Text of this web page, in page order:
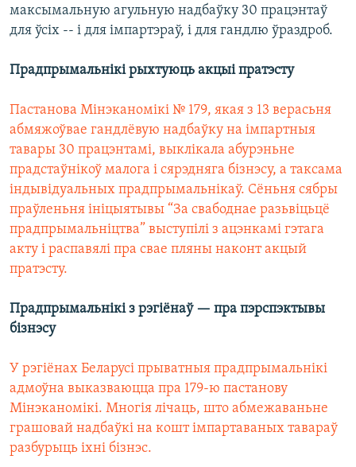
максымальную агульную надбаўку 30 працэнтаў
для ўсіх -- і для імпартэраў, і для гандлю ўраздроб.
Прадпрымальнікі рыхтуюць акцыі пратэсту
Пастанова Мінэканомікі № 179, якая з 13 верасьня
абмяжоўвае гандлёвую надбаўку на імпартныя
тавары 30 працэнтамі, выклікала абурэньне
прадстаўнікоў малога і сярэдняга бізнэсу, а таксама
індывідуальных прадпрымальнікаў. Сёньня сябры
праўленьня ініцыятывы “За свабоднае разьвіцьцё
прадпрымальніцтва” выступілі з ацэнкамі гэтага
акту і распавялі пра свае пляны наконт акцый
пратэсту.
Прадпрымальнікі з рэгіёнаў — пра пэрспэктывы
бізнэсу
У рэгіёнах Беларусі прыватныя прадпрымальнікі
адмоўна выказваюцца пра 179-ю пастанову
Мінэканомікі. Многія лічаць, што абмежаваньне
грашовай надбаўкі на кошт імпартаваных тавараў
разбурыць іхні бізнэс.